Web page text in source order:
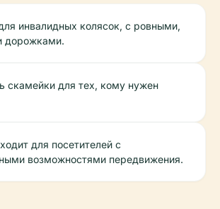
инвалидных колясок, с ровными,
дорожками.
скамейки для тех, кому нужен
для посетителей с
возможностями передвижения.